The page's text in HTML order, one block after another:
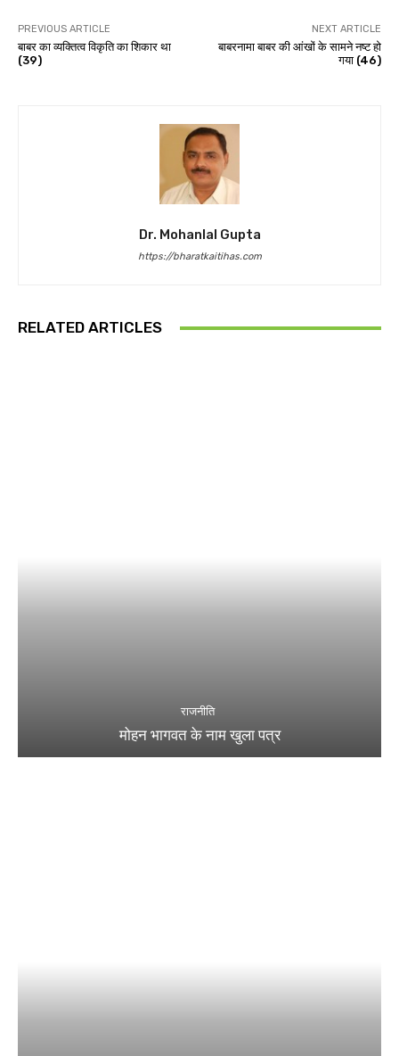
PREVIOUS ARTICLE
बाबर का व्यक्तित्व विकृति का शिकार था
(39)
NEXT ARTICLE
बाबरनामा बाबर की आंखों के सामने नष्ट हो
गया (46)
Dr. Mohanlal Gupta
https://bharatkaitihas.com
RELATED ARTICLES
राजनीति
मोहन भागवत के नाम खुला पत्र